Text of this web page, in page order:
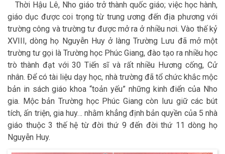
Thời Hậu Lê, Nho giáo trở thành quốc giáo; việc học hành,
giáo dục được coi trọng từ trung ương đến địa phương với
trường công và trường tư được mở ra ở nhiều nơi. Vào thế kỷ
XVIII, dòng họ Nguyễn Huy ở làng Trường Lưu đã mở một
trường tư gọi là Trường học Phúc Giang, đào tạo ra nhiều học
trò thành đạt với 30 Tiến sĩ và rất nhiều Hương cống, Cử
nhân. Để có tài liệu dạy học, nhà trường đã tổ chức khắc mộc
bản in sách giáo khoa “toản yếu” những kinh điển của Nho
gia. Mộc bản Trường học Phúc Giang còn lưu giữ các bút
tích, ấn triện, gia huy… nhằm khẳng định bản quyền của 5 nhà
giáo thuộc 3 thế hệ từ đời thứ 9 đến đời thứ 11 dòng họ
Nguyễn Huy.